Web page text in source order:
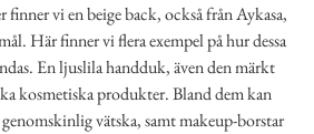
finner vi en beige back, också från Aykasa,
Här finner vi flera exempel på hur dessa
En ljuslila handduk, även den märkt
kosmetiska produkter. Bland dem kan
vätska, samt makeup-borstar